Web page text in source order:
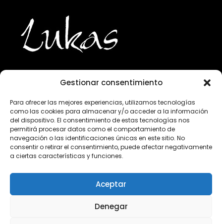
Gestionar consentimiento
Para ofrecer las mejores experiencias, utilizamos tecnologías
como las cookies para almacenar y/o acceder a la información
del dispositivo. El consentimiento de estas tecnologías nos
permitirá procesar datos como el comportamiento de
navegación o las identificaciones únicas en este sitio. No
consentir o retirar el consentimiento, puede afectar negativamente
a ciertas características y funciones.
Aceptar
Denegar
943 224 800
info@lukasgourmet.com
Club del vino
Trabaja con nosotros
Preguntas frecuentes
Condiciones de compra
Información sobre el tratamiento de